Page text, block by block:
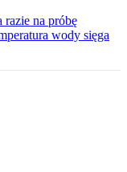
na próbę
wody sięga